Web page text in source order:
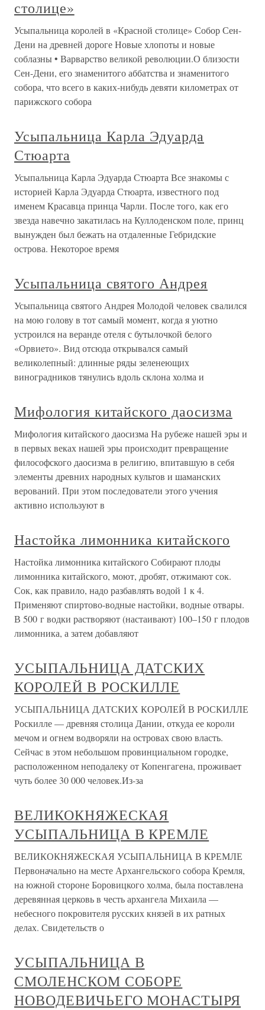
столице»
Усыпальница королей в «Красной столице» Собор Сен-
Дени на древней дороге Новые хлопоты и новые
соблазны • Варварство великой революции.О близости
Сен-Дени, его знаменитого аббатства и знаменитого
собора, что всего в каких-нибудь девяти километрах от
парижского собора
Усыпальница Карла Эдуарда
Стюарта
Усыпальница Карла Эдуарда Стюарта Все знакомы с
историей Карла Эдуарда Стюарта, известного под
именем Красавца принца Чарли. После того, как его
звезда навечно закатилась на Куллоденском поле, принц
вынужден был бежать на отдаленные Гебридские
острова. Некоторое время
Усыпальница святого Андрея
Усыпальница святого Андрея Молодой человек свалился
на мою голову в тот самый момент, когда я уютно
устроился на веранде отеля с бутылочкой белого
«Орвието». Вид отсюда открывался самый
великолепный: длинные ряды зеленеющих
виноградников тянулись вдоль склона холма и
Мифология китайского даосизма
Мифология китайского даосизма На рубеже нашей эры и
в первых веках нашей эры происходит превращение
философского даосизма в религию, впитавшую в себя
элементы древних народных культов и шаманских
верований. При этом последователи этого учения
активно используют в
Настойка лимонника китайского
Настойка лимонника китайского Собирают плоды
лимонника китайского, моют, дробят, отжимают сок.
Сок, как правило, надо разбавлять водой 1 к 4.
Применяют спиртово-водные настойки, водные отвары.
В 500 г водки растворяют (настаивают) 100–150 г плодов
лимонника, а затем добавляют
УСЫПАЛЬНИЦА ДАТСКИХ
КОРОЛЕЙ В РОСКИЛЛЕ
УСЫПАЛЬНИЦА ДАТСКИХ КОРОЛЕЙ В РОСКИЛЛЕ
Роскилле — древняя столица Дании, откуда ее короли
мечом и огнем водворяли на островах свою власть.
Сейчас в этом небольшом провинциальном городке,
расположенном неподалеку от Копенгагена, проживает
чуть более 30 000 человек.Из-за
ВЕЛИКОКНЯЖЕСКАЯ
УСЫПАЛЬНИЦА В КРЕМЛЕ
ВЕЛИКОКНЯЖЕСКАЯ УСЫПАЛЬНИЦА В КРЕМЛЕ
Первоначально на месте Архангельского собора Кремля,
на южной стороне Боровицкого холма, была поставлена
деревянная церковь в честь архангела Михаила —
небесного покровителя русских князей в их ратных
делах. Свидетельств о
УСЫПАЛЬНИЦА В
СМОЛЕНСКОМ СОБОРЕ
НОВОДЕВИЧЬЕГО МОНАСТЫРЯ